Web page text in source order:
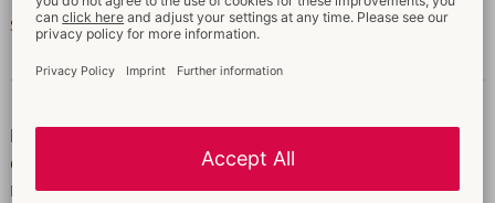
la piel sensible de la zona facial e íntima. Las prácticas correas
de sujeción mantienen el paño goteante respectivo en su
posición de forma segura y sencilla durante el cunnilingus y el
3 piezas (empaquetadas individualmente).
Seguir leyendo
Datos y propiedades
Datos
Color:
Material: AT-10 Kunstharz